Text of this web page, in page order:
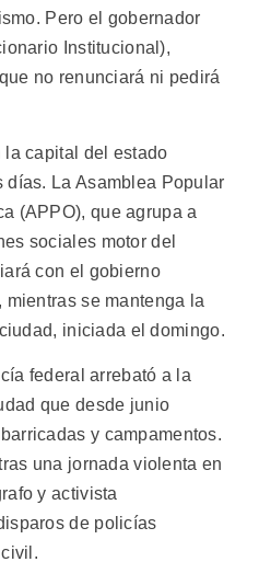
Pero el gobernador
Institucional),
no renunciará ni pedirá
la capital del estado
días. La Asamblea Popular
(APPO), que agrupa a
sociales motor del
con el gobierno
se mantenga la
iniciada el domingo.
federal arrebató a la
que desde junio
y campamentos.
una jornada violenta en
y activista
de policías